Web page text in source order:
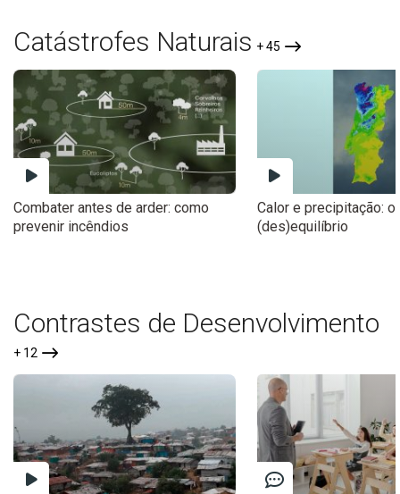
Catástrofes Naturais + 45
Combater antes de arder: como
prevenir incêndios
Calor e precipitação: o
(des)equilíbrio
Contrastes de Desenvolvimento
+ 12